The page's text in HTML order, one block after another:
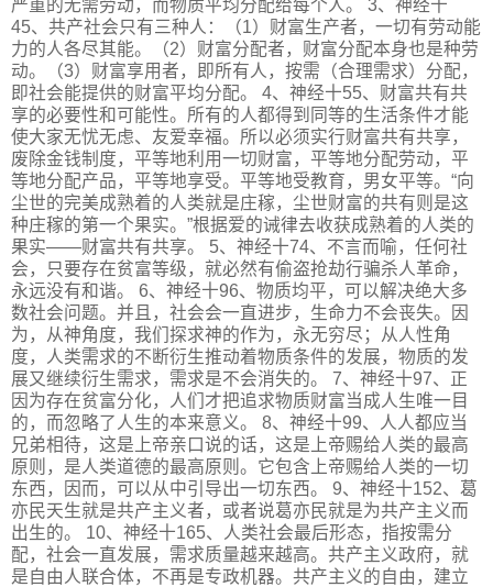
严重的无需劳动，而物质平均分配给每个人。 3、神经十
45、共产社会只有三种人：（1）财富生产者，一切有劳动能
力的人各尽其能。（2）财富分配者，财富分配本身也是种劳
动。（3）财富享用者，即所有人，按需（合理需求）分配，
即社会能提供的财富平均分配。 4、神经十55、财富共有共
享的必要性和可能性。所有的人都得到同等的生活条件才能
使大家无忧无虑、友爱幸福。所以必须实行财富共有共享，
废除金钱制度，平等地利用一切财富，平等地分配劳动，平
等地分配产品，平等地享受。平等地受教育，男女平等。“向
尘世的完美成熟着的人类就是庄稼，尘世财富的共有则是这
种庄稼的第一个果实。”根据爱的诫律去收获成熟着的人类的
果实——财富共有共享。 5、神经十74、不言而喻，任何社
会，只要存在贫富等级，就必然有偷盗抢劫行骗杀人革命，
永远没有和谐。 6、神经十96、物质均平，可以解决绝大多
数社会问题。并且，社会会一直进步，生命力不会丧失。因
为，从神角度，我们探求神的作为，永无穷尽；从人性角
度，人类需求的不断衍生推动着物质条件的发展，物质的发
展又继续衍生需求，需求是不会消失的。 7、神经十97、正
因为存在贫富分化，人们才把追求物质财富当成人生唯一目
的，而忽略了人生的本来意义。 8、神经十99、人人都应当
兄弟相待，这是上帝亲口说的话，这是上帝赐给人类的最高
原则，是人类道德的最高原则。它包含上帝赐给人类的一切
东西，因而，可以从中引导出一切东西。 9、神经十152、葛
亦民天生就是共产主义者，或者说葛亦民就是为共产主义而
出生的。 10、神经十165、人类社会最后形态，指按需分
配，社会一直发展，需求质量越来越高。共产主义政府，就
是自由人联合体，不再是专政机器。共产主义的自由，建立